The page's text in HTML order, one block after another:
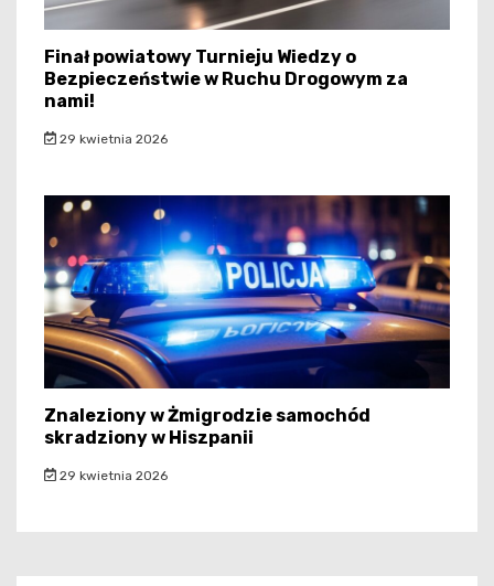
Finał powiatowy Turnieju Wiedzy o
Bezpieczeństwie w Ruchu Drogowym za
nami!
29 kwietnia 2026
Znaleziony w Żmigrodzie samochód
skradziony w Hiszpanii
29 kwietnia 2026